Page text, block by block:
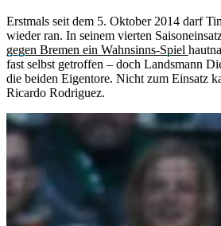
Erstmals seit dem 5. Oktober 2014 darf
wieder ran. In seinem vierten
gegen Bremen ein Wahnsinns-Spiel
fast selbst getroffen – doch Landsmann
die beiden Eigentore. Nicht zum Einsatz
Ricardo Rodriguez.